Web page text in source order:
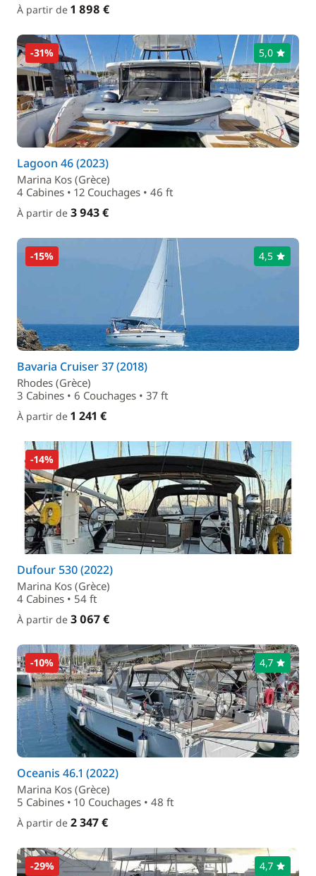
À partir de 1 898 €
-31% 5,0
Lagoon 46 (2023)
Marina Kos (Grèce)
4 Cabines • 12 Couchages • 46 ft
À partir de 3 943 €
-15% 4,5
Bavaria Cruiser 37 (2018)
Rhodes (Grèce)
3 Cabines • 6 Couchages • 37 ft
À partir de 1 241 €
-14%
Dufour 530 (2022)
Marina Kos (Grèce)
4 Cabines • 54 ft
À partir de 3 067 €
-10% 4,7
Oceanis 46.1 (2022)
Marina Kos (Grèce)
5 Cabines • 10 Couchages • 48 ft
À partir de 2 347 €
-29% 4,7